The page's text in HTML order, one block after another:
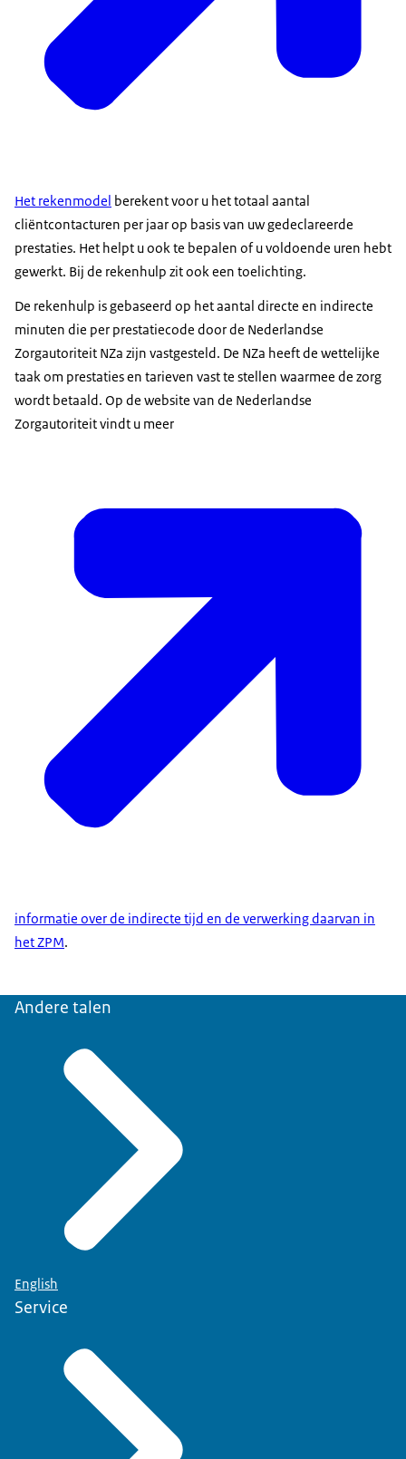
Het rekenmodel berekent voor u het totaal aantal
cliëntcontacturen per jaar op basis van uw gedeclareerde
prestaties. Het helpt u ook te bepalen of u voldoende uren hebt
gewerkt. Bij de rekenhulp zit ook een toelichting.
De rekenhulp is gebaseerd op het aantal directe en indirecte
minuten die per prestatiecode door de Nederlandse
Zorgautoriteit NZa zijn vastgesteld. De NZa heeft de wettelijke
taak om prestaties en tarieven vast te stellen waarmee de zorg
wordt betaald. Op de website van de Nederlandse
Zorgautoriteit vindt u meer
informatie over de indirecte tijd en de verwerking daarvan in
het ZPM.
Andere talen
English
Service